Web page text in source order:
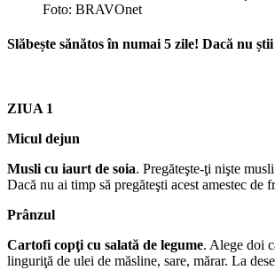
Foto: BRAVOnet
Slăbește sănătos în numai 5 zile! Dacă nu
ZIUA 1
Micul dejun
Musli cu iaurt de soia. Pregăteşte-ţi nişte
Dacă nu ai timp să pregăteşti acest amestec
Prânzul
Cartofi copţi cu salată de legume. Alege doi
linguriţă de ulei de măsline, sare, mărar. La